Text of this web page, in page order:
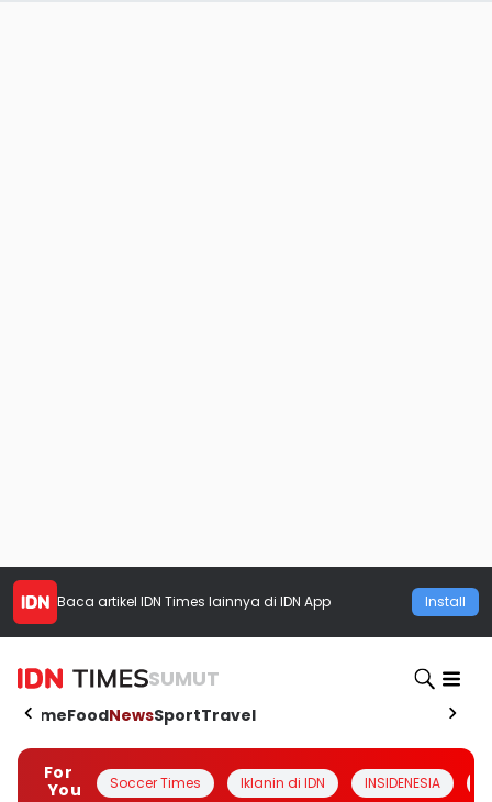
Baca artikel IDN Times lainnya di IDN App Install
SUMUT
HomeFoodNewsSportTravel
For
You
Soccer Times Iklanin di IDN INSIDENESIA